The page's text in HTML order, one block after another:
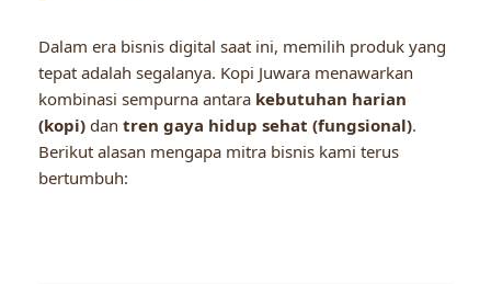
Dalam era bisnis digital saat ini, memilih produk yang
tepat adalah segalanya. Kopi Juwara menawarkan
kombinasi sempurna antara kebutuhan harian
(kopi) dan tren gaya hidup sehat (fungsional).
Berikut alasan mengapa mitra bisnis kami terus
bertumbuh: